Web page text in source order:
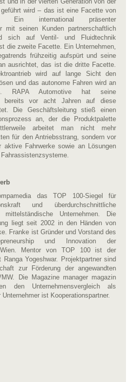
wird – das ist eine Facette von
Ein international präsenter
mit seinen Kunden partnerschaftlich
sich auf Ventil- und Fluidtechnik
die zweite Facette. Ein Unternehmen,
frühzeitig aufspürt und seine
ausrichtet, das ist die dritte Facette.
wird auf lange Sicht den
und das autonome Fahren wird an
RAPA Automotive hat seine
bereits vor acht Jahren auf diese
Die Geschäftsleitung stieß einen
an, der die Produktpalette
arbeitet man nicht mehr
für den Antriebsstrang, sondern vor
Fahrwerke sowie an Lösungen
das TOP 100-Siegel für
und überdurchschnittliche
mittelständische Unternehmen. Die
liegt seit 2002 in den Händen von
Franke ist Gründer und Vorstand des
und Innovation der
Wien. Mentor von TOP 100 ist der
Yogeshwar. Projektpartner sind
zur Förderung der angewandten
Die Magazine manager magazin
den Unternehmensvergleich als
ist Kooperationspartner.